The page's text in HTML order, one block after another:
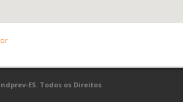
ES. Todos os Direitos